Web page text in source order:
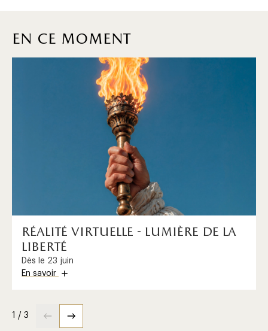
en ce moment
réalité virtuelle - lumière de la
liberté
Dès le 23 juin
En savoir
1 / 3